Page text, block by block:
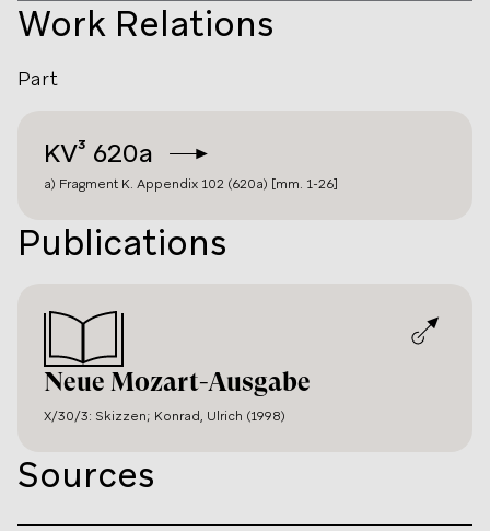
Work Relations
Part
KV³ 620a
a) Fragment K. Appendix 102 (620a) [mm. 1-26]
Publications
Neue Mozart-Ausgabe
X/30/3: Skizzen; Konrad, Ulrich (1998)
Sources